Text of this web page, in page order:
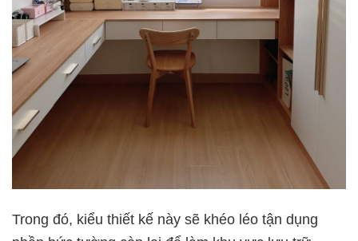
Trong đó, kiểu thiết kế này sẽ khéo léo tận dụng